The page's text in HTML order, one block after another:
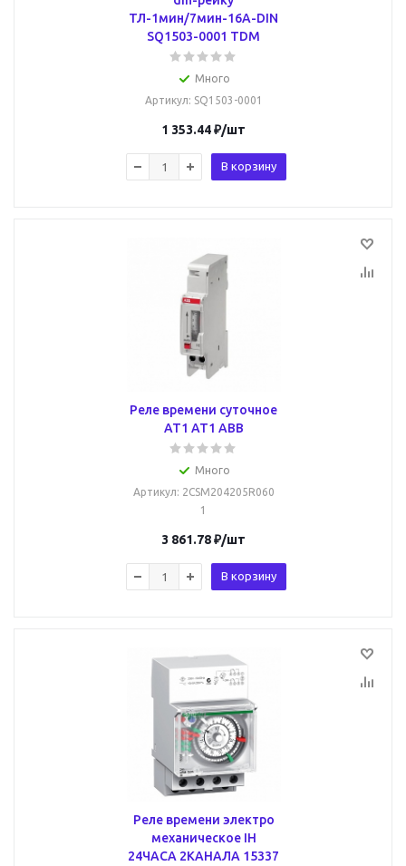
ТЛ-1мин/7мин-16А-DIN
SQ1503-0001 TDM
Много
Артикул: SQ1503-0001
1 353.44₽/шт
В корзину
Реле времени суточное
AT1 AT1 ABB
Много
Артикул: 2CSM204205R060
1
3 861.78₽/шт
В корзину
Реле времени электро
механическое IH
24ЧАСА 2КАНАЛА 15337